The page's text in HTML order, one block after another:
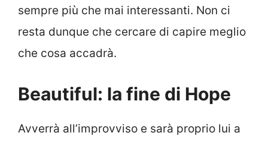
sempre più che mai interessanti. Non ci
resta dunque che cercare di capire meglio
che cosa accadrà.
Beautiful: la fine di Hope
Avverrà all’improvviso e sarà proprio lui a